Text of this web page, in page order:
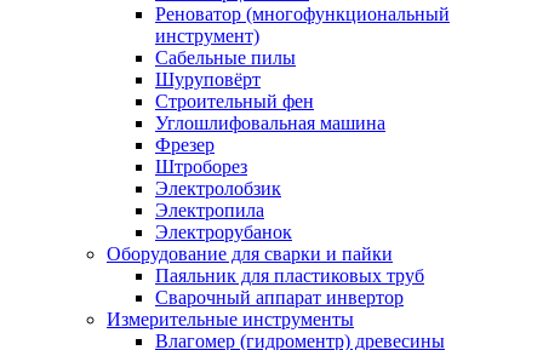
Реноватор (многофункциональный
инструмент)
Сабельные пилы
Шуруповёрт
Строительный фен
Углошлифовальная машина
Фрезер
Штроборез
Электролобзик
Электропила
Электрорубанок
Оборудование для сварки и пайки
Паяльник для пластиковых труб
Сварочный аппарат инвертор
Измерительные инструменты
Влагомер (гидроментр) древесины